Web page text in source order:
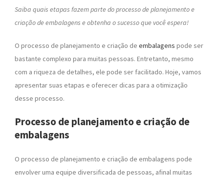
Saiba quais etapas fazem parte do processo de planejamento e
criação de embalagens e obtenha o sucesso que você espera!
O processo de planejamento e criação de embalagens pode ser
bastante complexo para muitas pessoas. Entretanto, mesmo
com a riqueza de detalhes, ele pode ser facilitado. Hoje, vamos
apresentar suas etapas e oferecer dicas para a otimização
desse processo.
Processo de planejamento e criação de
embalagens
O processo de planejamento e criação de embalagens pode
envolver uma equipe diversificada de pessoas, afinal muitas